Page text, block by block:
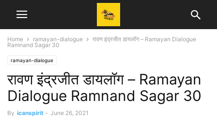
Home ramayan-dialogue
रावण इंद्रजीत डायलॉग – Ramayan Dialogue
Ramnand Sagar 30
ramayan-dialogue
रावण इंद्रजीत डायलॉग – Ramayan
Dialogue Ramnand Sagar 30
By icanspirit - June 26, 2021